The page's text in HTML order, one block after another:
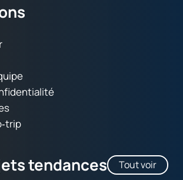
tendances Tout voir